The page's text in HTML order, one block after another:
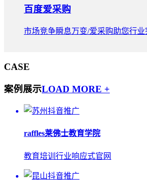
百度爱采购
市场竞争瞬息万变/爱采购助您行业
CASE
案例展示LOAD MORE +
raffles莱佛士教育学院
教育培训行业响应式官网